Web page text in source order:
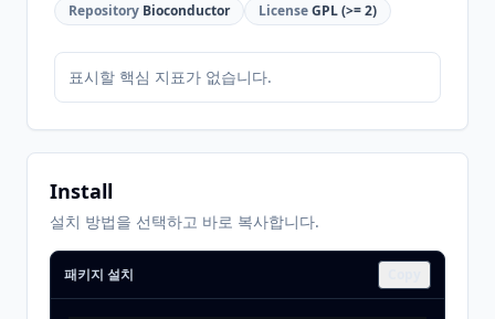
Repository Bioconductor LicenseGPL (>= 2)
표시할 핵심 지표가 없습니다.
Install
설치 방법을 선택하고 바로 복사합니다.
패키지 설치